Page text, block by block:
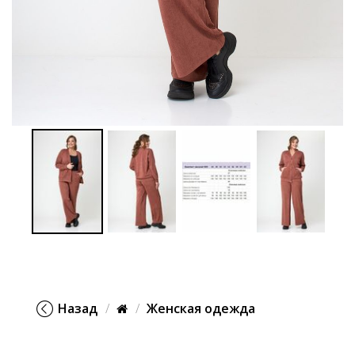
Назад Женская одежда